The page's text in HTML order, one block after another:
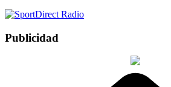
Publicidad